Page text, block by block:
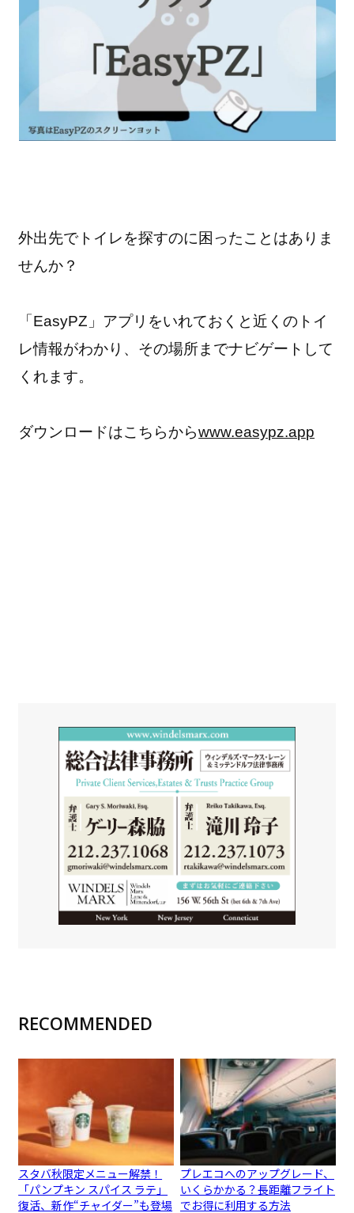
外出先でトイレを探すのに困ったことはありま
せんか？
「EasyPZ」アプリをいれておくと近くのトイ
レ情報がわかり、 その場所までナビゲートして
くれます。
ダウンロードはこちらからwww.easypz.app
RECOMMENDED
スタバ秋限定メニュー解禁！
「パンプキン スパイス ラテ」
復活、新作“チャイダー”も登場
プレエコへのアップグレード、
いくらかかる？長距離フライト
でお得に利用する方法